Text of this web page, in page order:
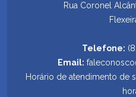
Rua Coronel
Telefone:
Email:
Horário de atendimento de